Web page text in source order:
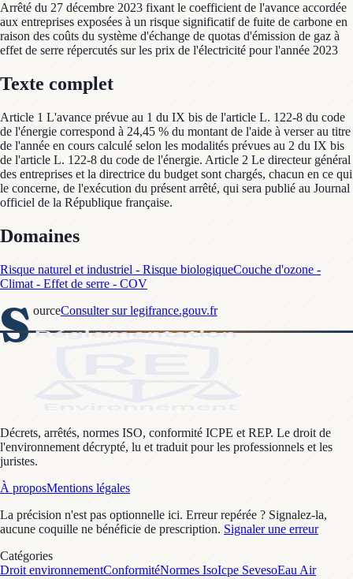
Arrêté du 27 décembre 2023 fixant le coefficient de l'avance accordée
aux entreprises exposées à un risque significatif de fuite de carbone en
raison des coûts du système d'échange de quotas d'émission de gaz à
effet de serre répercutés sur les prix de l'électricité pour l'année 2023
Texte complet
Article 1 L'avance prévue au 1 du IX bis de l'article L. 122-8 du code
de l'énergie correspond à 24,45 % du montant de l'aide à verser au titre
de l'année en cours calculé selon les modalités prévues au 2 du IX bis
de l'article L. 122-8 du code de l'énergie. Article 2 Le directeur général
des entreprises et la directrice du budget sont chargés, chacun en ce qui
le concerne, de l'exécution du présent arrêté, qui sera publié au Journal
officiel de la République française.
Domaines
Risque naturel et industriel - Risque biologiqueCouche d'ozone -
Climat - Effet de serre - COV
S ourceConsulter sur legifrance.gouv.fr
Décrets, arrêtés, normes ISO, conformité ICPE et REP. Le droit de
l'environnement décrypté, lu et traduit pour les professionnels et les
juristes.
À proposMentions légales
La précision n'est pas optionnelle ici. Erreur repérée ? Signalez-la,
aucune coquille ne bénéficie de prescription. Signaler une erreur
Catégories
Droit environnementConformitéNormes IsoIcpe SevesoEau Air